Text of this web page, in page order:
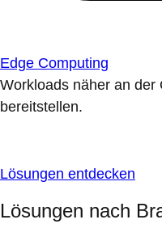
Edge Computing
Workloads näher an der
bereitstellen.
Lösungen entdecken
Lösungen nach